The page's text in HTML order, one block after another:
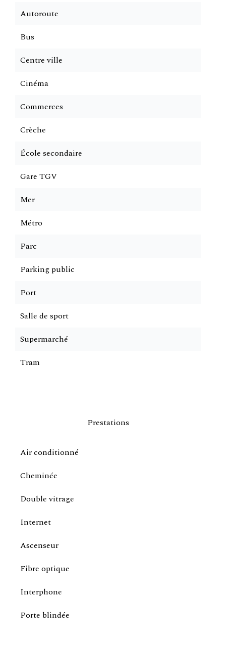
Autoroute
Bus
Centre ville
Cinéma
Commerces
Crèche
École secondaire
Gare TGV
Mer
Métro
Parc
Parking public
Port
Salle de sport
Supermarché
Tram
Prestations
Air conditionné
Cheminée
Double vitrage
Internet
Ascenseur
Fibre optique
Interphone
Porte blindée